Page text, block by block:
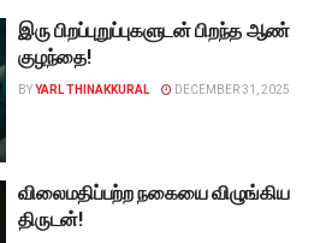
இரு பிறப்புறுப்புகளுடன் பிறந்த ஆண்
குழந்தை!
BYYARL THINAKKURAL DECEMBER 31, 2025
விலைமதிப்பற்ற நகையை விழுங்கிய
திருடன்!